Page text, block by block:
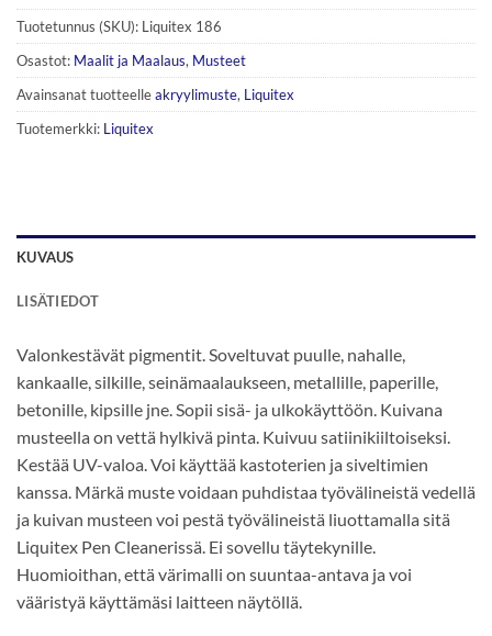
Tuotetunnus (SKU): Liquitex 186
Osastot: Maalit ja Maalaus, Musteet
Avainsanat tuotteelleakryylimuste, Liquitex
Tuotemerkki: Liquitex
KUVAUS
LISÄTIEDOT
Valonkestävät pigmentit. Soveltuvat puulle, nahalle,
kankaalle, silkille, seinämaalaukseen, metallille, paperille,
betonille, kipsille jne. Sopii sisä- ja ulkokäyttöön. Kuivana
musteella on vettä hylkivä pinta. Kuivuu satiinikiiltoiseksi.
Kestää UV-valoa. Voi käyttää kastoterien ja siveltimien
kanssa. Märkä muste voidaan puhdistaa työvälineistä vedellä
ja kuivan musteen voi pestä työvälineistä liuottamalla sitä
Liquitex Pen Cleanerissä. Ei sovellu täytekynille.
Huomioithan, että värimalli on suuntaa-antava ja voi
vääristyä käyttämäsi laitteen näytöllä.